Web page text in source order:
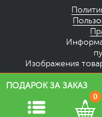
0
Изображения
ПОДАРОК ЗА ЗАКАЗ